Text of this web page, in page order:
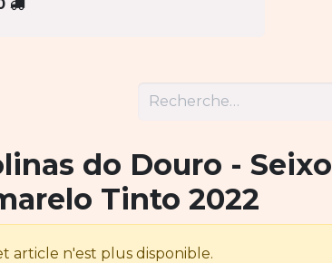
do Douro - Seixo
Tinto 2022
article n'est plus disponible.